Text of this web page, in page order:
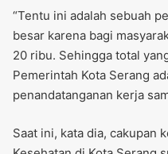
“Tentu ini adalah sebuah
besar karena bagi
20 ribu. Sehingga total
Pemerintah Kota Serang
penandatanganan kerja
Saat ini, kata dia, cakupan